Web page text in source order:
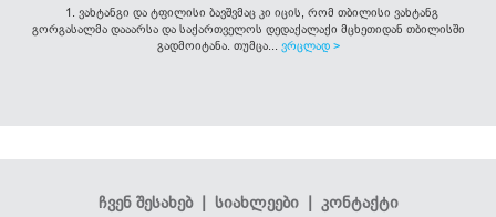
1. ვახტანგი და ტფილისი ბავშვმაც კი იცის, რომ თბილისი ვახტანგ
გორგასალმა დააარსა და საქართველოს დედაქალაქი მცხეთიდან თბილისში
გადმოიტანა. თუმცა... ვრცლად >
ჩვენ შესახებ| სიახლეები| კონტაქტი